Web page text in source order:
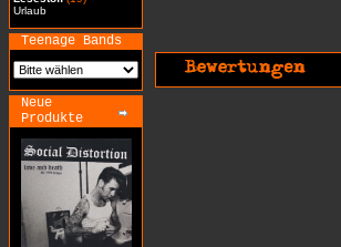
Urlaub
Teenage Bands
Neue
Produkte